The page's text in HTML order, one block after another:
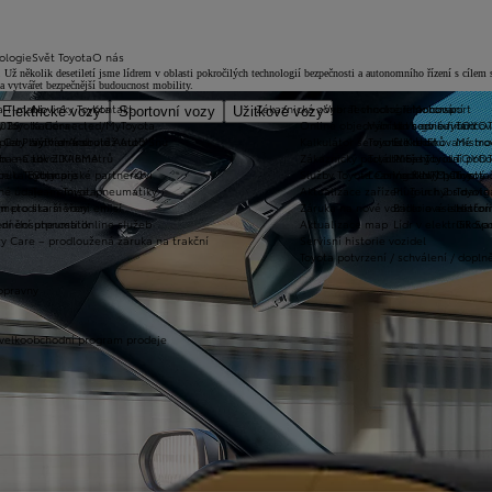
Elektrické vozy Sportovní vozy
Užitkové vozyVybrat vhodné financování
Vybrat vhodné
Toyota Kredit
Toyota Easy
Leasing KINTO One
zimních kol
na rok ZDARMA
Extracare
pro starší vozy
pneumatik
Care – prodloužená záruka na trakční
program prodeje
Zákaznická zóna
Online objednání do servisu
Kalkulátor servisních úkonů
Zákaznický portál Moje Toyota
Služby Toyota Connected/MyToyota
Aktualizace zařízení Touch 2 s
Záruka na nové vozidlo a asistenční
Aktualizace map
Servisní historie vozidel
Toyota potvrzení / schválení /
T-mate
Toyota Connected/MyToyota
CarPlay™ a Android Auto™
e-Call
u Toyoty
údaje – emise, pneumatiky
metodika měření emisí
dosutpnosti online služeb
Technologie pohonu
Let's go beyond
Elektrifikované
Plně hybridní
Vodíkový palivový
Plug-in hybrid
Bateriové
Lídr v
Svět Toyota
Novinky Toyota
Kariéra
Výtvarná soutěž Auto Snů
Lovci Kilometrů
Olympijské partnerství
Team Toyota
Motorsport
GR
O nás
Kontakt
několik desetiletí jsme lídrem v oblasti pokročilých technologií bezpečnosti a autonomního řízení s
vytvářet bezpečnější budoucnost mobility.